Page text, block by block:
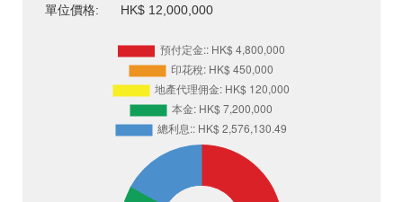
單位價格:
HK$ 12,000,000